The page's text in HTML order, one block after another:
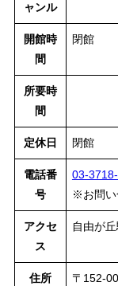
ャンル
開館時
間
閉館
所要時
間
定休日 閉館
電話番
号
03-
※お問い
アクセ
ス
自由が
住所 〒152-